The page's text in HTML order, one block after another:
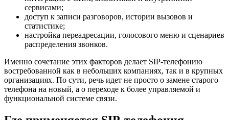
сервисами;
доступ к записи разговоров, истории вызовов и
статистике;
настройка переадресации, голосового меню и сценариев
распределения звонков.
Именно сочетание этих факторов делает SIP-телефонию
востребованной как в небольших компаниях, так и в крупных
организациях. По сути, речь идет не просто о замене старого
телефона на новый, а о переходе к более управляемой и
функциональной системе связи.